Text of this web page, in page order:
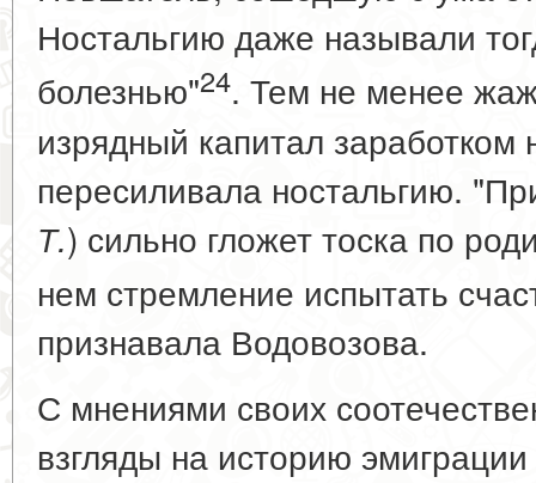
Ностальгию даже называли
болезнью"24. Тем не менее
изрядный капитал
пересиливала ностальгию.
Т.) сильно гложет тоска по
нем стремление испытать
признавала Водовозова.
С мнениями своих
взгляды на историю